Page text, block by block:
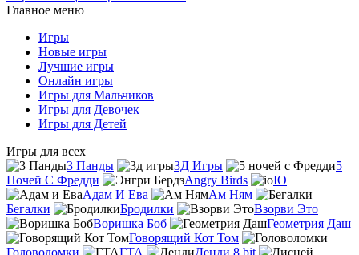
Главное меню
Игры
Новые игры
Лучшие игры
Онлайн игры
Игры для Мальчиков
Игры для Девочек
Игры для Детей
Игры для всех
3 Панды
3Д Игры
5
Ночей С Фредди
Angry Birds
IO
Адам И Ева
Ам Ням
Бегалки
Бродилки
Взорви Это
Воришка Боб
Геометрия Даш
Говорящий Кот Том
Головоломки
ГТА
Денди 8 bit